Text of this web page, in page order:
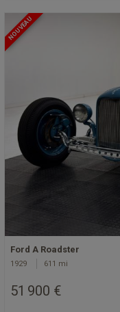
NOUVEAU
Ford A Roadster
1929 611 mi
51 900 €